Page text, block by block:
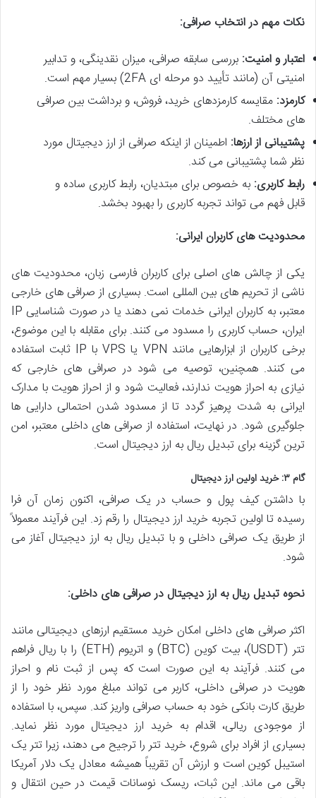
نکات مهم در انتخاب صرافی:
اعتبار و امنیت: بررسی سابقه صرافی، میزان نقدینگی، و تدابیر
امنیتی آن (مانند تأیید دو مرحله ای 2FA) بسیار مهم است.
کارمزد: مقایسه کارمزدهای خرید، فروش، و برداشت بین صرافی
های مختلف.
پشتیبانی از ارزها: اطمینان از اینکه صرافی از ارز دیجیتال مورد
نظر شما پشتیبانی می کند.
رابط کاربری: به خصوص برای مبتدیان، رابط کاربری ساده و
قابل فهم می تواند تجربه کاربری را بهبود بخشد.
محدودیت های کاربران ایرانی:
یکی از چالش های اصلی برای کاربران فارسی زبان، محدودیت های
ناشی از تحریم های بین المللی است. بسیاری از صرافی های خارجی
معتبر، به کاربران ایرانی خدمات نمی دهند یا در صورت شناسایی IP
ایران، حساب کاربری را مسدود می کنند. برای مقابله با این موضوع،
برخی کاربران از ابزارهایی مانند VPN یا VPS با IP ثابت استفاده
می کنند. همچنین، توصیه می شود در صرافی های خارجی که
نیازی به احراز هویت ندارند، فعالیت شود و از احراز هویت با مدارک
ایرانی به شدت پرهیز گردد تا از مسدود شدن احتمالی دارایی ها
جلوگیری شود. در نهایت، استفاده از صرافی های داخلی معتبر، امن
ترین گزینه برای تبدیل ریال به ارز دیجیتال است.
گام ۳: خرید اولین ارز دیجیتال
با داشتن کیف پول و حساب در یک صرافی، اکنون زمان آن فرا
رسیده تا اولین تجربه خرید ارز دیجیتال را رقم زد. این فرآیند معمولاً
از طریق یک صرافی داخلی و با تبدیل ریال به ارز دیجیتال آغاز می
شود.
نحوه تبدیل ریال به ارز دیجیتال در صرافی های داخلی:
اکثر صرافی های داخلی امکان خرید مستقیم ارزهای دیجیتالی مانند
تتر (USDT)، بیت کوین (BTC) و اتریوم (ETH) را با ریال فراهم
می کنند. فرآیند به این صورت است که پس از ثبت نام و احراز
هویت در صرافی داخلی، کاربر می تواند مبلغ مورد نظر خود را از
طریق کارت بانکی خود به حساب صرافی واریز کند. سپس، با استفاده
از موجودی ریالی، اقدام به خرید ارز دیجیتال مورد نظر نماید.
بسیاری از افراد برای شروع، خرید تتر را ترجیح می دهند، زیرا تتر یک
استیبل کوین است و ارزش آن تقریباً همیشه معادل یک دلار آمریکا
باقی می ماند. این ثبات، ریسک نوسانات قیمت در حین انتقال و